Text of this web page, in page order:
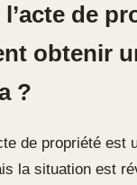
l’acte de
obtenir
?
de propriété est
la situation est